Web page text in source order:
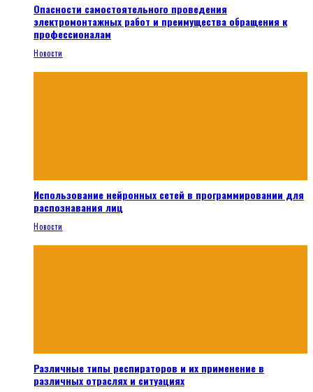
Опасности самостоятельного проведения
электромонтажных работ и преимущества обращения к
профессионалам
Новости
Использование нейронных сетей в программировании для
распознавания лиц
Новости
Различные типы респираторов и их применение в
различных отраслях и ситуациях